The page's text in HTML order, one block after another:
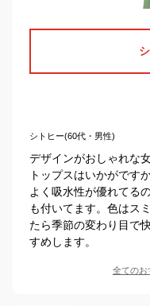
シトヒー(60代・男性)
デザインがおしゃれな
トップスはいかがです
よく吸水性が優れてる
も付いてます。色はス
たら季節の変わり目で
すめします。
全てのお